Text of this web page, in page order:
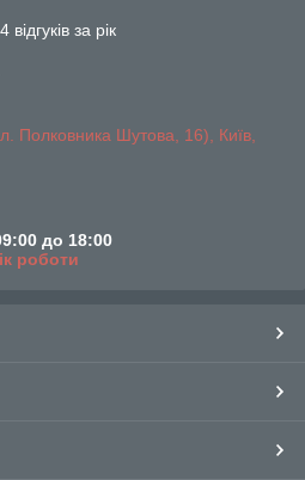
за рік
Полковника Шутова, 16), Київ,
до 18:00
роботи